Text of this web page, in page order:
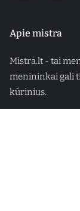
Apie mistra
Mistra.lt - tai
menininkai gali
kūrinius.